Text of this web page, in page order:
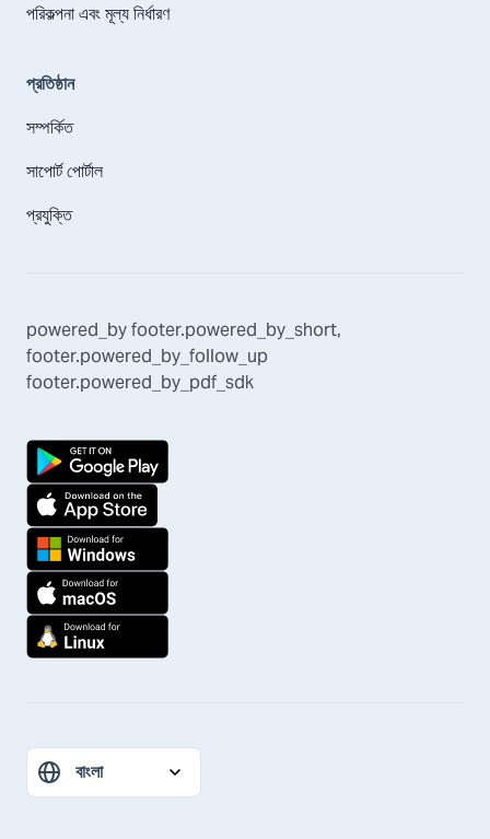
পরিকল্পনা এবং মূল্য নির্ধারণ
প্রতিষ্ঠান
সম্পর্কিত
সাপোর্ট পোর্টাল
প্রযুক্তি
powered_byfooter.powered_by_short,
footer.powered_by_follow_up
footer.powered_by_pdf_sdk